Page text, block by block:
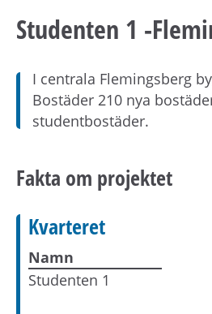
Studenten 1 -
I centrala Flemingsberg
Bostäder 210 nya
studentbostäder.
Fakta om projektet
Kvarteret
Namn
Studenten 1